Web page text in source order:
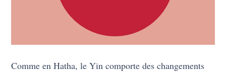
Comme en Hatha, le Yin comporte des changements